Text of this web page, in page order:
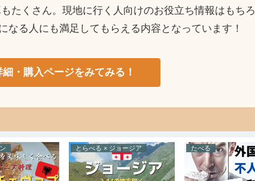
たくさん。現地に行く人向けのお役立ち情報はもちろ
なる人にも満足してもらえる内容となっています！
細・購入ページをみてみる！
とらべる × ジョージア たべる